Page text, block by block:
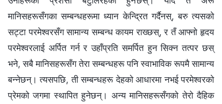
मानिसहरूसँगका सम्बन्धहरूमा ध्यान केन्द्रित गर्दैनस्, बरु त्यसको
सट्टा परमेश्‍वरसँग सामान्य सम्बन्ध कायम राख्छस्, र तँ आफ्नो हृदय
परमेश्‍वरलाई अर्पित गर्न र उहाँप्रति समर्पित हुन सिक्‍न तत्पर छस्
भने, सबै मानिसहरूसँग तेरा सम्बन्धहरू पनि स्वाभाविक रूपमै सामान्य
बन्नेछन्। त्यसपछि, ती सम्बन्धहरू देहको आधारमा नभई परमेश्‍वरको
प्रेमको जगमा स्थापित हुनेछन्। अन्य मानिसहरूसँगको तेरो दैहिक